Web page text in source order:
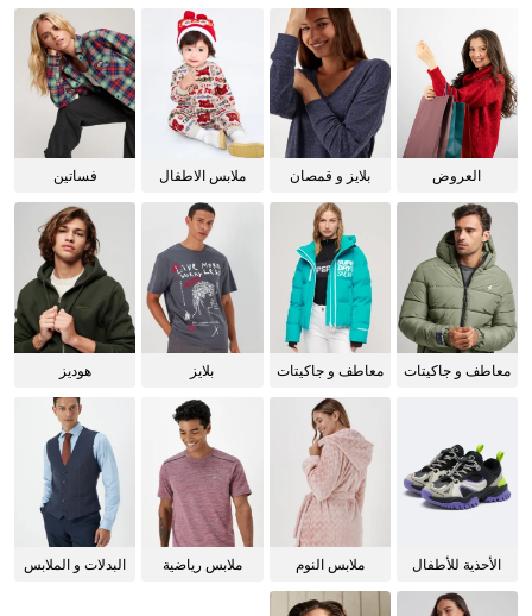
العروض
بلايز و قمصان
ملابس الاطفال فساتين
معاطف و جاكيتات
معاطف و جاكيتات
بلايز هوديز
الأحذية للأطفال
ملابس النوم
ملابس رياضية
البدلات و الملابس